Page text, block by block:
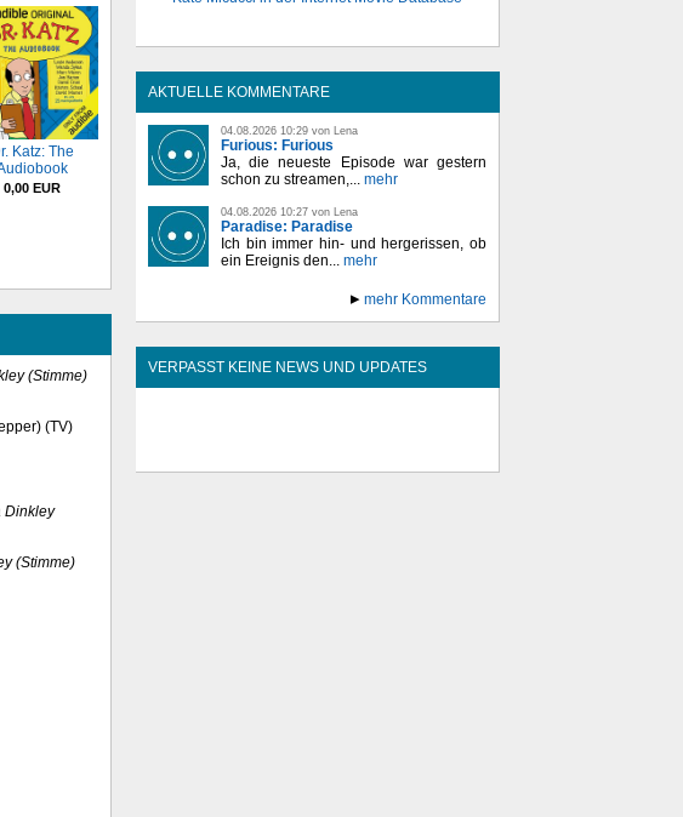
Katz: The
0,00 EUR
(Stimme)
(TV)
Dinkley
(Stimme)
AKTUELLE KOMMENTARE
04.08.2026 10:29 von Lena
Furious: Furious
Ja, die neueste Episode war gestern
schon zu streamen,... mehr
04.08.2026 10:27 von Lena
Paradise: Paradise
Ich bin immer hin- und hergerissen, ob
ein Ereignis den... mehr
mehr Kommentare
VERPASST KEINE NEWS UND UPDATES